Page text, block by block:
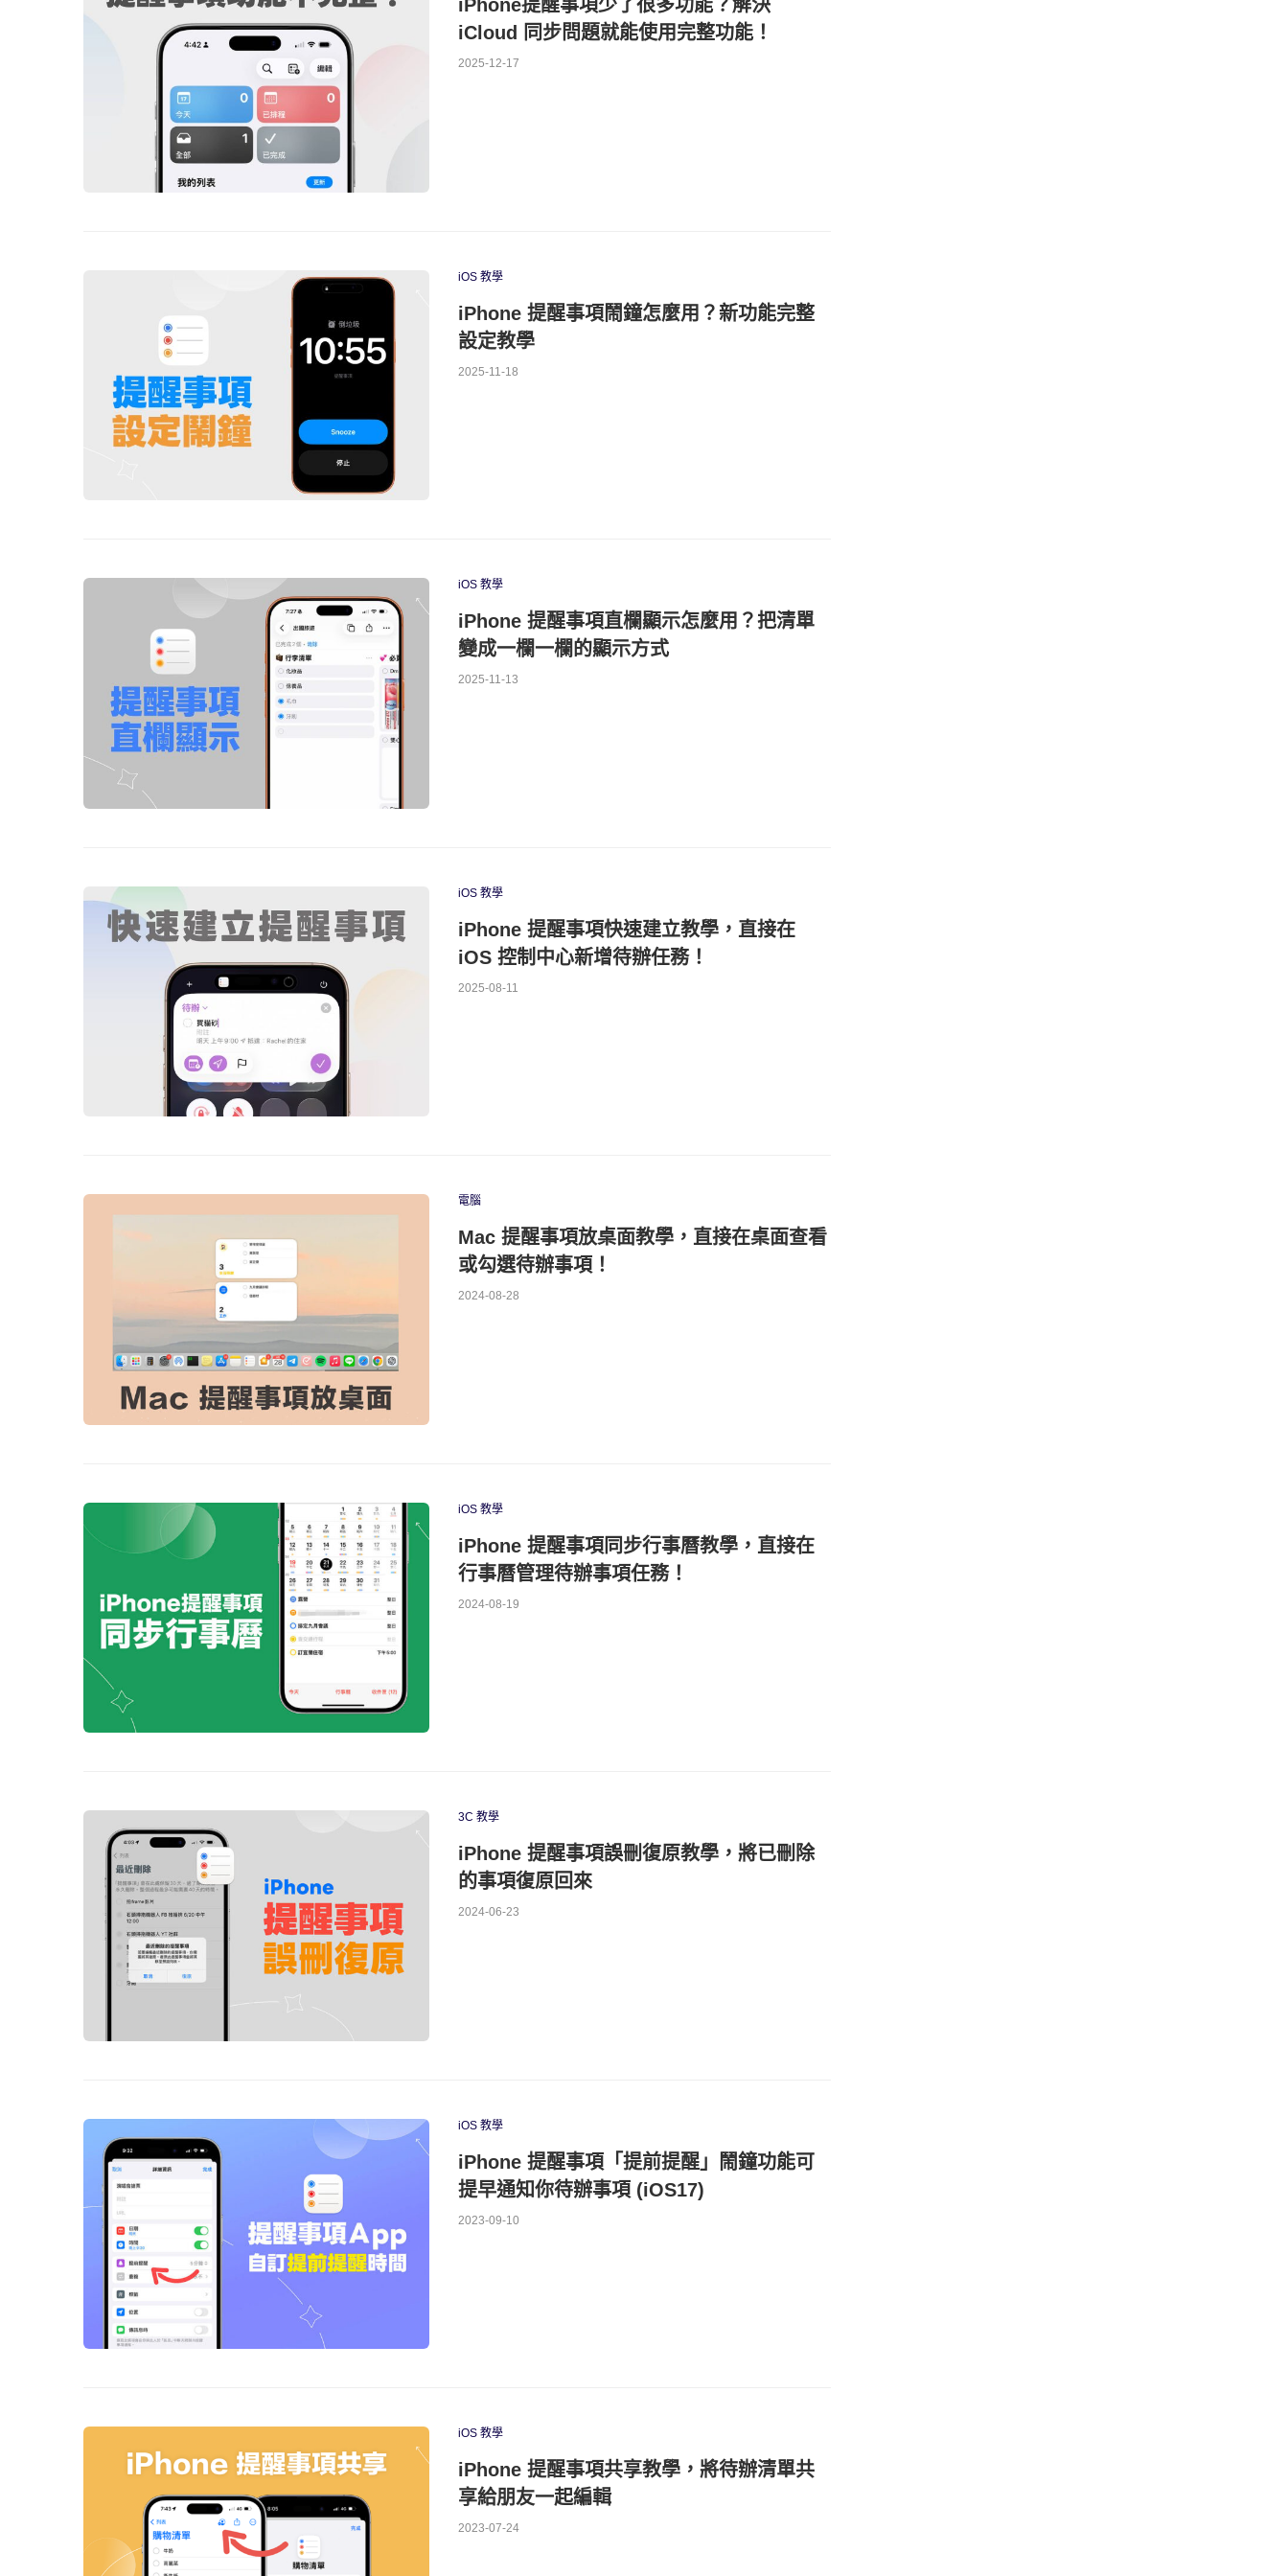
iPhone提醒事項少了很多功能？解決
iCloud 同步問題就能使用完整功能！
2025-12-17
iOS 教學
iPhone 提醒事項鬧鐘怎麼用？新功能完整
設定教學
2025-11-18
iOS 教學
iPhone 提醒事項直欄顯示怎麼用？把清單
變成一欄一欄的顯示方式
2025-11-13
iOS 教學
iPhone 提醒事項快速建立教學，直接在
iOS 控制中心新增待辦任務！
2025-08-11
電腦
Mac 提醒事項放桌面教學，直接在桌面查看
或勾選待辦事項！
2024-08-28
iOS 教學
iPhone 提醒事項同步行事曆教學，直接在
行事曆管理待辦事項任務！
2024-08-19
3C 教學
iPhone 提醒事項誤刪復原教學，將已刪除
的事項復原回來
2024-06-23
iOS 教學
iPhone 提醒事項「提前提醒」鬧鐘功能可
提早通知你待辦事項 (iOS17)
2023-09-10
iOS 教學
iPhone 提醒事項共享教學，將待辦清單共
享給朋友一起編輯
2023-07-24